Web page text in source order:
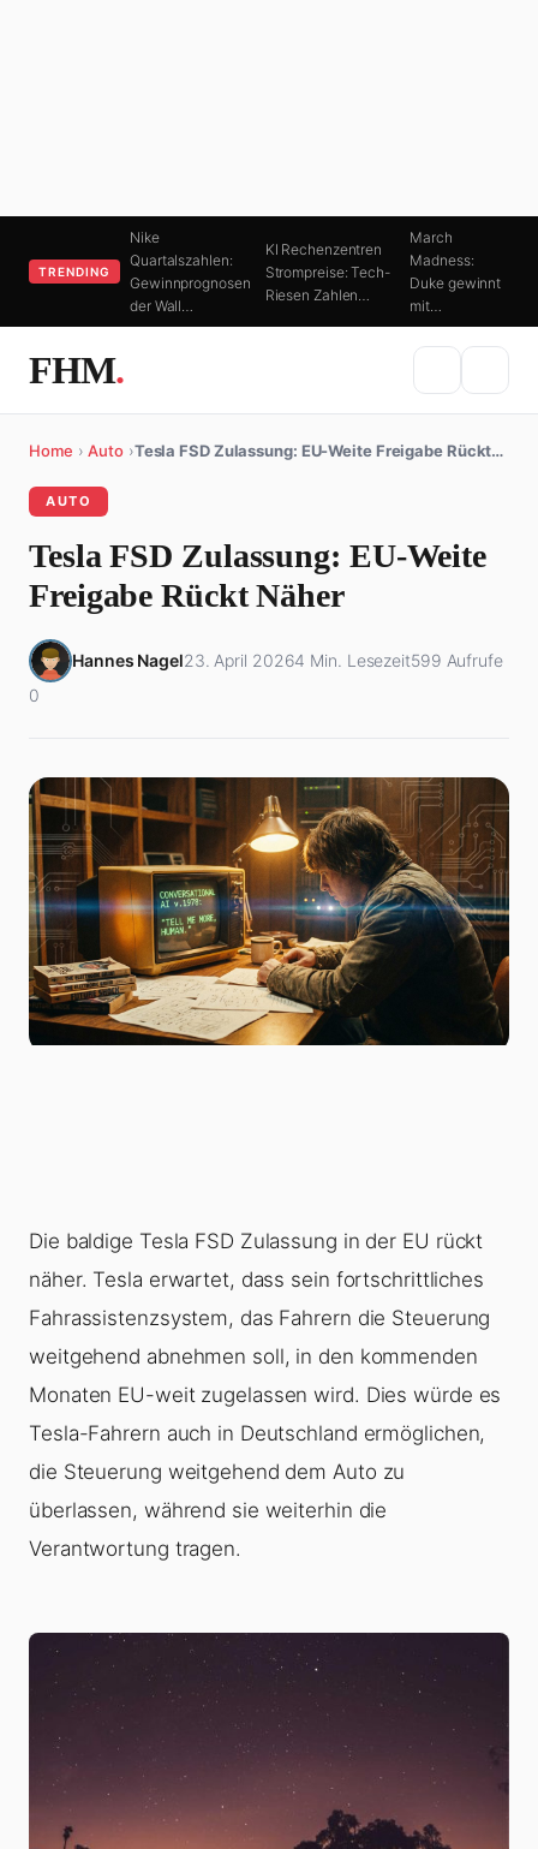
TRENDING
Nike
Quartalszahlen:
Gewinnprognosen
der Wall…
KI Rechenzentren
Strompreise: Tech-
Riesen Zahlen…
March
Madness:
Duke gewinnt
mit…
FHM.
Home › Auto ›Tesla FSD Zulassung: EU-Weite Freigabe Rückt…
AUTO
Tesla FSD Zulassung: EU-Weite
Freigabe Rückt Näher
Hannes Nagel23. April 20264 Min. Lesezeit599 Aufrufe
0
Die baldige Tesla FSD Zulassung in der EU rückt
näher. Tesla erwartet, dass sein fortschrittliches
Fahrassistenzsystem, das Fahrern die Steuerung
weitgehend abnehmen soll, in den kommenden
Monaten EU-weit zugelassen wird. Dies würde es
Tesla-Fahrern auch in Deutschland ermöglichen,
die Steuerung weitgehend dem Auto zu
überlassen, während sie weiterhin die
Verantwortung tragen.